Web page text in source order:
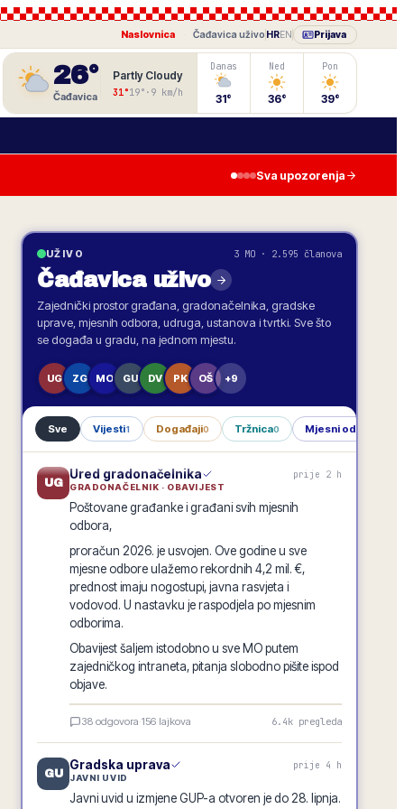
Naslovnica Čađavica uživo HREN Prijava
26°
Čađavica
Partly Cloudy
31°19° · 9 km/h
Danas
31°
Ned
36°
Pon
39°
Sva upozorenja
UŽIVO 3 MO · 2.595 članova
Čađavicauživo
Zajednički prostor građana, gradonačelnika, gradske
uprave, mjesnih odbora, udruga, ustanova i tvrtki. Sve što
se događa u gradu, na jednom mjestu.
UG ZG MO GU DV PK OŠ +9
Sve Vijesti1 Događaji0 Tržnica0 Mjesni odbori
UG
Ured gradonačelnika prije 2 h
GRADONAČELNIK · OBAVIJEST
Poštovane građanke i građani svih mjesnih
odbora,
proračun 2026. je usvojen. Ove godine u sve
mjesne odbore ulažemo rekordnih 4,2 mil. €,
prednost imaju nogostupi, javna rasvjeta i
vodovod. U nastavku je raspodjela po mjesnim
odborima.
Obavijest šaljem istodobno u sve MO putem
zajedničkog intraneta, pitanja slobodno pišite ispod
objave.
GRADSKA OBAVIJEST
38 odgovora·156 lajkova 6.4k pregleda
GU
Gradska uprava prije 4 h
JAVNI UVID
Javni uvid u izmjene GUP-a otvoren je do 28. lipnja.